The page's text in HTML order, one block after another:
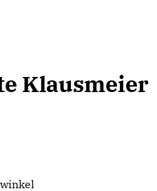
Klausmeier